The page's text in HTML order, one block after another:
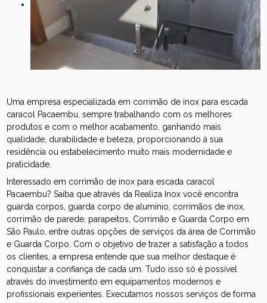
Uma empresa especializada em corrimão de inox para escada
caracol Pacaembu, sempre trabalhando com os melhores
produtos e com o melhor acabamento, ganhando mais
qualidade, durabilidade e beleza, proporcionando à sua
residência ou estabelecimento muito mais modernidade e
praticidade.
Interessado em corrimão de inox para escada caracol
Pacaembu? Saiba que através da Realiza Inox você encontra
guarda corpos, guarda corpo de alumínio, corrimãos de inox,
corrimão de parede, parapeitos, Corrimão e Guarda Corpo em
São Paulo, entre outras opções de serviços da área de Corrimão
e Guarda Corpo. Com o objetivo de trazer a satisfação a todos
os clientes, a empresa entende que sua melhor destaque é
conquistar a confiança de cada um. Tudo isso só é possível
através do investimento em equipamentos modernos e
profissionais experientes. Executamos nossos serviços de forma